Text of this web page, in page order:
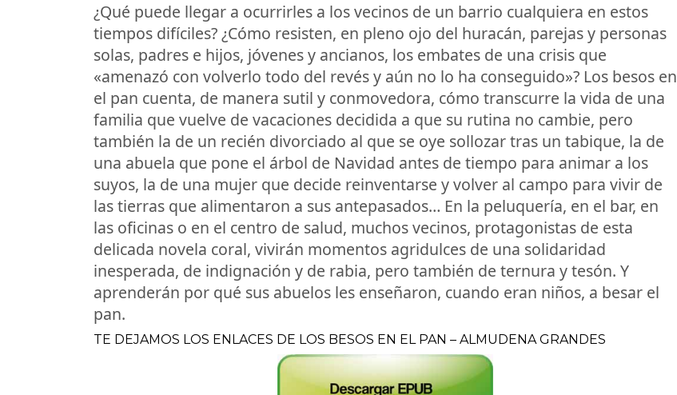
¿Qué puede llegar a ocurrirles a los vecinos de un barrio cualquiera en estos
tiempos difíciles? ¿Cómo resisten, en pleno ojo del huracán, parejas y personas
solas, padres e hijos, jóvenes y ancianos, los embates de una crisis que
«amenazó con volverlo todo del revés y aún no lo ha conseguido»? Los besos en
el pan cuenta, de manera sutil y conmovedora, cómo transcurre la vida de una
familia que vuelve de vacaciones decidida a que su rutina no cambie, pero
también la de un recién divorciado al que se oye sollozar tras un tabique, la de
una abuela que pone el árbol de Navidad antes de tiempo para animar a los
suyos, la de una mujer que decide reinventarse y volver al campo para vivir de
las tierras que alimentaron a sus antepasados… En la peluquería, en el bar, en
las oficinas o en el centro de salud, muchos vecinos, protagonistas de esta
delicada novela coral, vivirán momentos agridulces de una solidaridad
inesperada, de indignación y de rabia, pero también de ternura y tesón. Y
aprenderán por qué sus abuelos les enseñaron, cuando eran niños, a besar el
pan.
TE DEJAMOS LOS ENLACES DE LOS BESOS EN EL PAN – ALMUDENA GRANDES